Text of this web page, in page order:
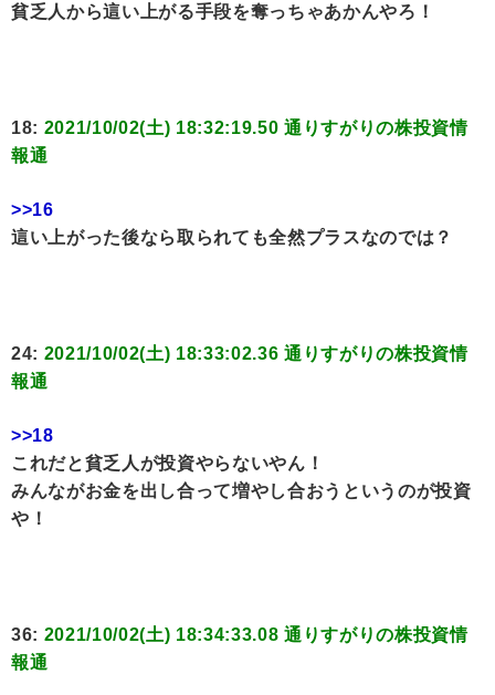
貧乏人から這い上がる手段を奪っちゃあかんやろ！
18: 2021/10/02(土) 18:32:19.50 通りすがりの株投資情
報通
>>16
這い上がった後なら取られても全然プラスなのでは？
24: 2021/10/02(土) 18:33:02.36 通りすがりの株投資情
報通
>>18
これだと貧乏人が投資やらないやん！
みんながお金を出し合って増やし合おうというのが投資
や！
36: 2021/10/02(土) 18:34:33.08 通りすがりの株投資情
報通